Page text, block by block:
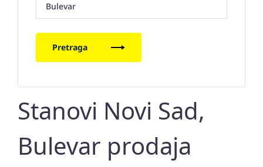
Bulevar
Pretraga
Stanovi Novi Sad,
Bulevar prodaja